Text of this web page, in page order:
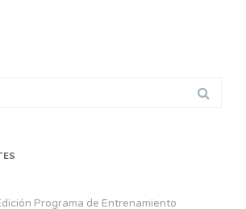
Programa de Entrenamiento